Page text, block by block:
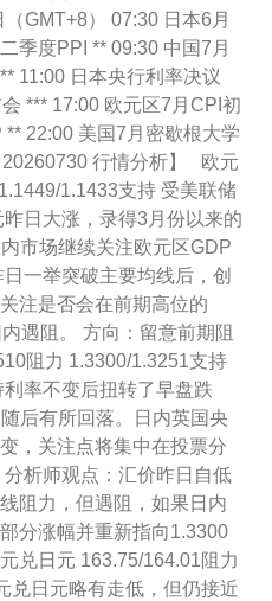
GMT+8） 07:30 日本6月
季度PPI ** 09:30 中国7月
11:00 日本央行利率决议
*** 17:00 欧元区7月CPI初
22:00 美国7月密歇根大学
行情分析】 欧元
1.1433支持 受美联储
日大涨，录得3月份以来的
市场继续关注欧元区GDP
一举突破主要均线后，创
注是否会在前期高位的
遇阻。 方向：留意前期阻
阻力 1.3300/1.3251支持
率不变后扭转了早盘跌
后有所回落。日内英国央
，关注点将集中在投票分
析师观点：汇价昨日自低
阻力，但遇阻，如果日内
分涨幅并重新指向1.3300
兑日元 163.75/164.01阻力
兑日元略有走低，但仍接近